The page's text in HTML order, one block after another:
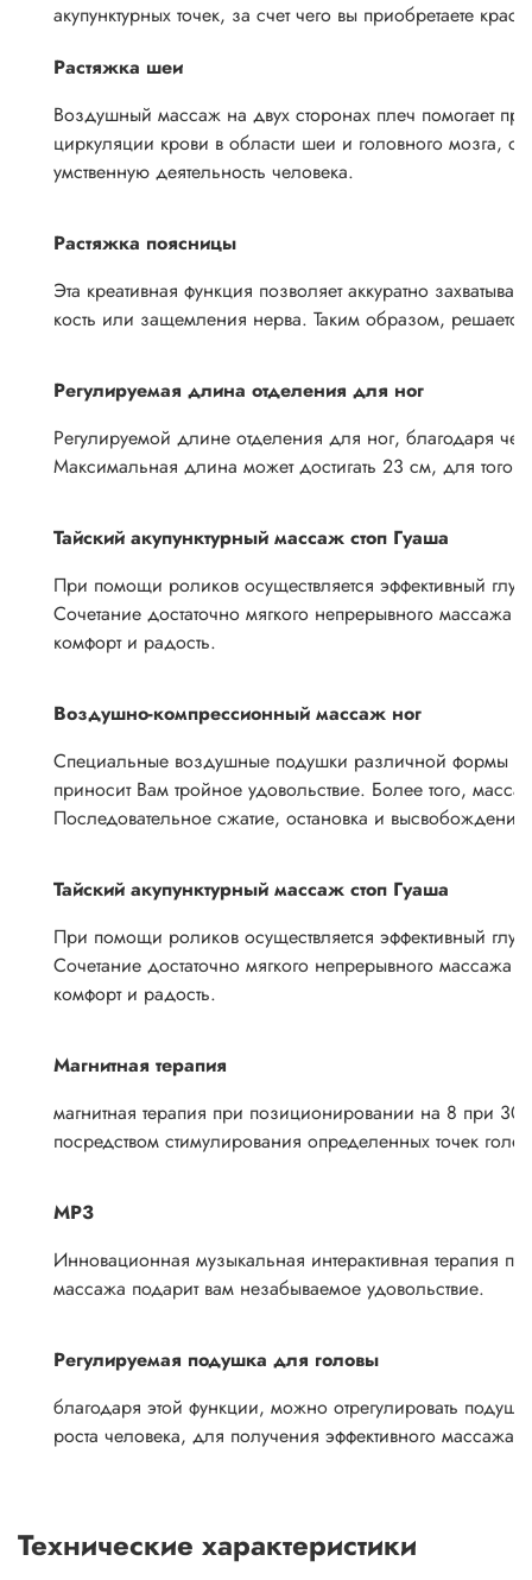
акупунктурных точек, за счет чего вы приобретаете
Растяжка шеи
Воздушный массаж на двух сторонах плеч помогает
циркуляции крови в области шеи и головного мозга,
умственную деятельность человека.
Растяжка поясницы
Эта креативная функция позволяет аккуратно
кость или защемления нерва. Таким образом,
Регулируемая длина отделения для ног
Регулируемой длине отделения для ног, благодаря
Максимальная длина может достигать 23 см, для того
Тайский акупунктурный массаж стоп Гуаша
При помощи роликов осуществляется эффективный
Сочетание достаточно мягкого непрерывного
комфорт и радость.
Воздушно-компрессионный массаж ног
Специальные воздушные подушки различной формы в
приносит Вам тройное удовольствие. Более того,
Последовательное сжатие, остановка и
Тайский акупунктурный массаж стоп Гуаша
При помощи роликов осуществляется эффективный
Сочетание достаточно мягкого непрерывного
комфорт и радость.
Магнитная терапия
магнитная терапия при позиционировании на 8 при
посредством стимулирования определенных точек
МР3
Инновационная музыкальная интерактивная терапия
массажа подарит вам незабываемое удовольствие.
Регулируемая подушка для головы
благодаря этой функции, можно отрегулировать
роста человека, для получения эффективного массажа
Технические характеристики